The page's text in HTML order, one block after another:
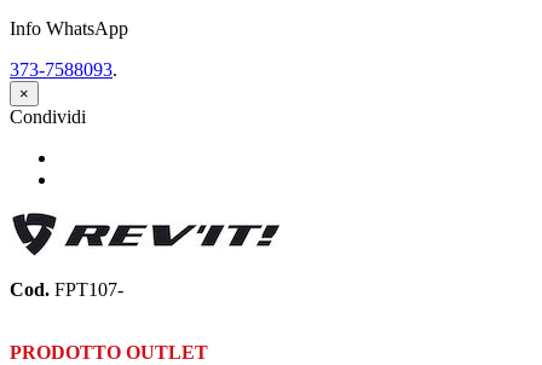
Info WhatsApp
373-7588093.
×
Condividi
Cod. FPT107-
PRODOTTO OUTLET